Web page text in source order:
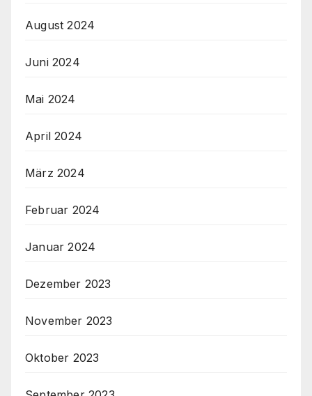
August 2024
Juni 2024
Mai 2024
April 2024
März 2024
Februar 2024
Januar 2024
Dezember 2023
November 2023
Oktober 2023